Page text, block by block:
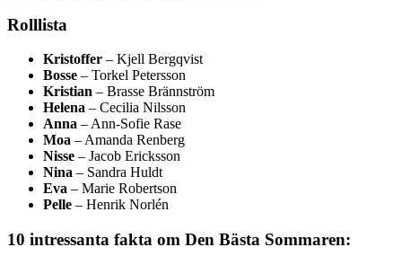
Rolllista
Kristoffer – Kjell Bergqvist
Bosse – Torkel Petersson
Kristian – Brasse Brännström
Helena – Cecilia Nilsson
Anna – Ann-Sofie Rase
Moa – Amanda Renberg
Nisse – Jacob Ericksson
Nina – Sandra Huldt
Eva – Marie Robertson
Pelle – Henrik Norlén
10 intressanta fakta om Den Bästa Sommaren: